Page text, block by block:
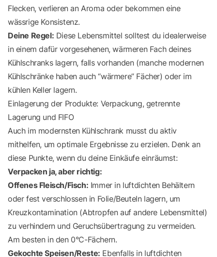
Flecken, verlieren an Aroma oder bekommen eine
wässrige Konsistenz.
Deine Regel: Diese Lebensmittel solltest du idealerweise
in einem dafür vorgesehenen, wärmeren Fach deines
Kühlschranks lagern, falls vorhanden (manche modernen
Kühlschränke haben auch “wärmere” Fächer) oder im
kühlen Keller lagern.
Einlagerung der Produkte: Verpackung, getrennte
Lagerung und FIFO
Auch im modernsten Kühlschrank musst du aktiv
mithelfen, um optimale Ergebnisse zu erzielen. Denk an
diese Punkte, wenn du deine Einkäufe einräumst:
Verpacken ja, aber richtig:
Offenes Fleisch/Fisch: Immer in luftdichten Behältern
oder fest verschlossen in Folie/Beuteln lagern, um
Kreuzkontamination (Abtropfen auf andere Lebensmittel)
zu verhindern und Geruchsübertragung zu vermeiden.
Am besten in den 0°C-Fächern.
Gekochte Speisen/Reste: Ebenfalls in luftdichten